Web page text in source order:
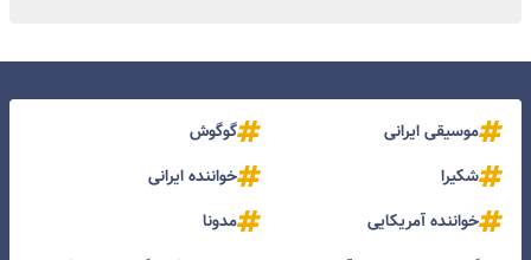
موسیقی ایرانی
گوگوش
شکیرا
خواننده ایرانی
خواننده آمریکایی
مدونا